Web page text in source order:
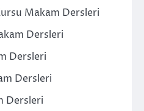
Makam Dersleri
Dersleri
Dersleri
Dersleri
Dersleri